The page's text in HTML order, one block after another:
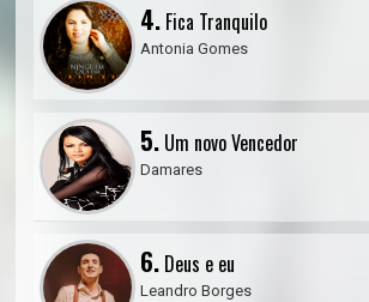
4. Fica Tranquilo
Antonia Gomes
5. Um novo Vencedor
Damares
6. Deus e eu
Leandro Borges